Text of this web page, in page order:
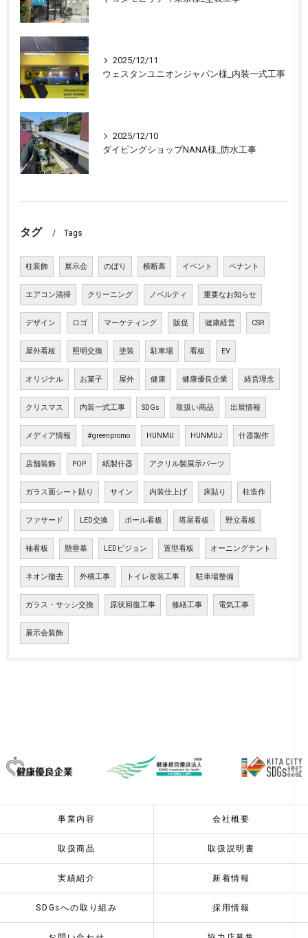
2025/12/11
ウェスタンユニオンジャパン様_内装一式工事
2025/12/10
ダイビングショップNANA様_防水工事
タグ Tags
柱装飾 展示会 のぼり 横断幕 イベント ペナント
エアコン清掃 クリーニング ノベルティ 重要なお知らせ
デザイン ロゴ マーケティング 販促 健康経営 CSR
屋外看板 照明交換 塗装 駐車場 看板 EV
オリジナル お菓子 屋外 健康 健康優良企業 経営理念
クリスマス 内装一式工事 SDGs 取扱い商品 出展情報
メディア情報 #greenpromo HUNMU HUNMUJ 什器製作
店舗装飾 POP 紙製什器 アクリル製展示パーツ
ガラス面シート貼り サイン 内装仕上げ 床貼り 柱造作
ファサード LED交換 ポール看板 塔屋看板 野立看板
袖看板 懸垂幕 LEDビジョン 置型看板 オーニングテント
ネオン撤去 外構工事 トイレ改装工事 駐車場整備
ガラス・サッシ交換 原状回復工事 修繕工事 電気工事
展示会装飾
事業内容 会社概要
取扱商品 取扱説明書
実績紹介 新着情報
SDGsへの取り組み 採用情報